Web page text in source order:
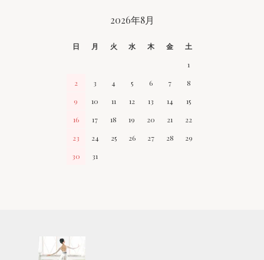
2026年8月
日 月 火 水 木 金
土
1
2
3 4 5 6 7
8
9
10 11 12 13 14
15
16
17 18 19 20 21
22
23
24 25 26 27 28
29
30
31